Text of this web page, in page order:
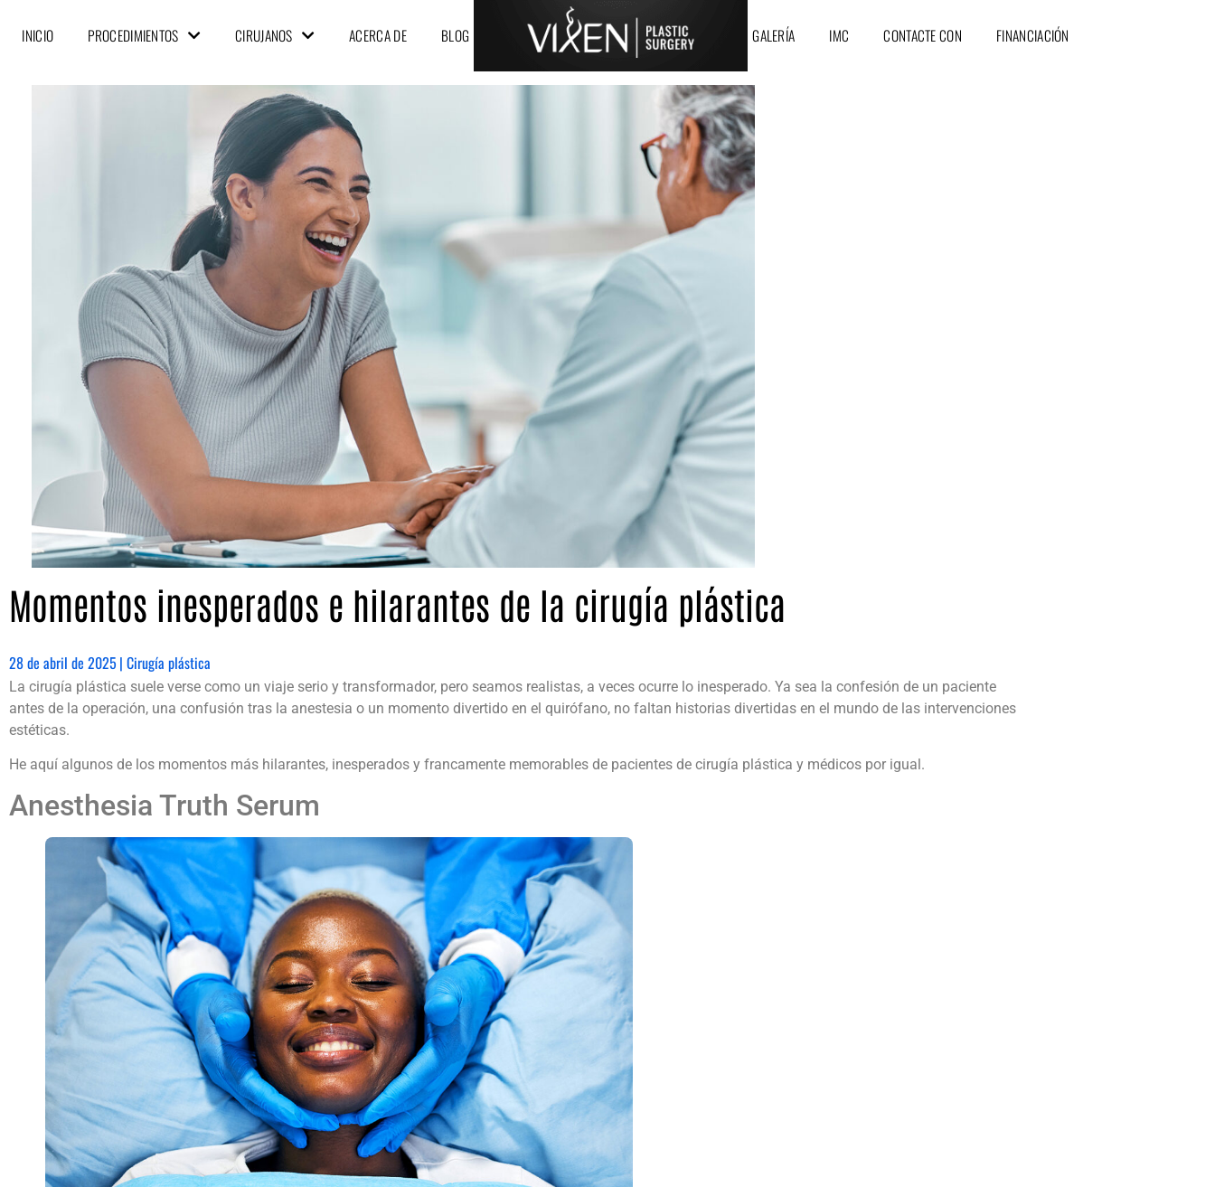
INICIO PROCEDIMIENTOS CIRUJANOS ACERCA DE BLOG GALERÍA IMC CONTACTE CON FINANCIACIÓN
Momentos inesperados e hilarantes de la cirugía plástica
28 de abril de 2025 | Cirugía plástica
La cirugía plástica suele verse como un viaje serio y transformador, pero seamos realistas, a veces ocurre lo inesperado. Ya sea la confesión de un paciente
antes de la operación, una confusión tras la anestesia o un momento divertido en el quirófano, no faltan historias divertidas en el mundo de las intervenciones
estéticas.
He aquí algunos de los momentos más hilarantes, inesperados y francamente memorables de pacientes de cirugía plástica y médicos por igual.
Anesthesia Truth Serum